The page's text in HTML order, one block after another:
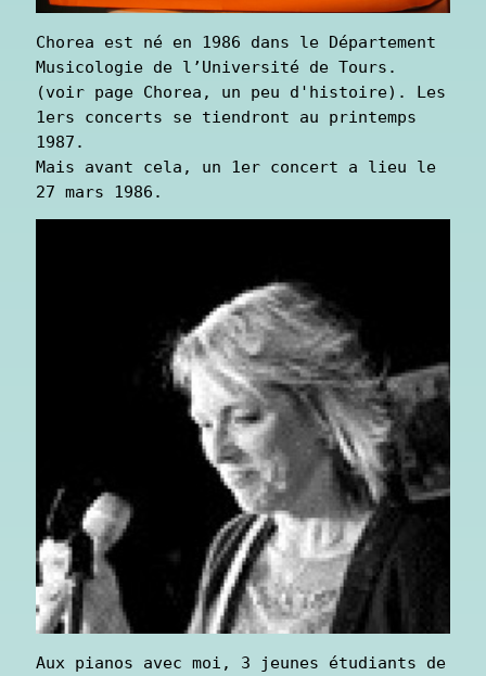
Chorea est né en 1986 dans le Département
Musicologie de l’Université de Tours.
(voir page Chorea, un peu d'histoire). Les
1ers concerts se tiendront au printemps
1987.
Mais avant cela, un 1er concert a lieu le
27 mars 1986.
Aux pianos avec moi, 3 jeunes étudiants de